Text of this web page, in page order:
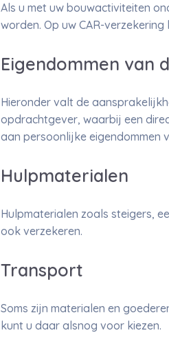
Als u met uw bouwactiviteiten
worden. Op uw CAR-
Eigendommen van
Hieronder valt de
opdrachtgever, waarbij een
aan persoonlijke eigendommen
Hulpmaterialen
Hulpmaterialen zoals steigers,
ook verzekeren.
Transport
Soms zijn materialen en
kunt u daar alsnog voor kiezen.